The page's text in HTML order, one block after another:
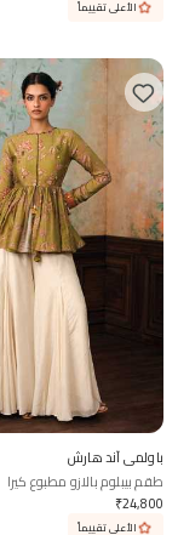
الأعلى تقييماً
باولمي آند هارش
طقم بيبلوم بالازو مطبوع كيرا
₹24,800
الأعلى تقييماً